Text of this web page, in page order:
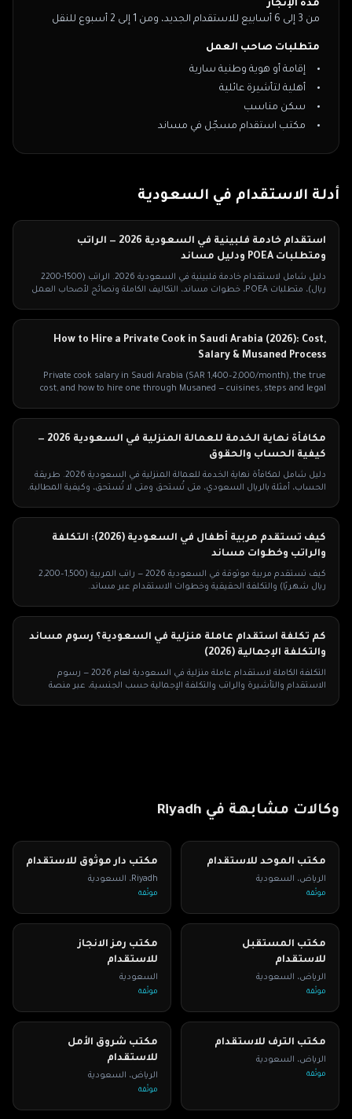
مدة الإنجاز
من 3 إلى 6 أسابيع للاستقدام الجديد، ومن 1 إلى 2 أسبوع للنقل
متطلبات صاحب العمل
إقامة أو هوية وطنية سارية
أهلية لتأشيرة عائلية
سكن مناسب
مكتب استقدام مسجّل في مساند
أدلة الاستقدام في السعودية
استقدام خادمة فلبينية في السعودية 2026 — الراتب
ومتطلبات POEA ودليل مساند
دليل شامل لاستقدام خادمة فلبينية في السعودية 2026. الراتب (1500-2200
ريال)، متطلبات POEA، خطوات مساند، التكاليف الكاملة ونصائح لأصحاب العمل
How to Hire a Private Cook in Saudi Arabia (2026): Cost,
Salary & Musaned Process
Private cook salary in Saudi Arabia (SAR 1,400–2,000/month), the true
cost, and how to hire one through Musaned — cuisines, steps and legal
مكافأة نهاية الخدمة للعمالة المنزلية في السعودية 2026 —
كيفية الحساب والحقوق
دليل شامل لمكافأة نهاية الخدمة للعمالة المنزلية في السعودية 2026. طريقة
الحساب، أمثلة بالريال السعودي، متى تُستحق ومتى لا تُستحق، وكيفية المطالبة.
كيف تستقدم مربية أطفال في السعودية (2026): التكلفة
والراتب وخطوات مساند
كيف تستقدم مربية موثوقة في السعودية 2026 — راتب المربية (1,500–2,200
ريال شهريًا) والتكلفة الحقيقية وخطوات الاستقدام عبر مساند.
كم تكلفة استقدام عاملة منزلية في السعودية؟ رسوم مساند
والتكلفة الإجمالية (2026)
التكلفة الكاملة لاستقدام عاملة منزلية في السعودية لعام 2026 — رسوم
الاستقدام والتأشيرة والراتب والتكلفة الإجمالية حسب الجنسية، عبر منصة
وكالات مشابهة في Riyadh
مكتب الموحد للاستقدام
الرياض، السعودية
موثّقة
مكتب دار موثوق للاستقدام
Riyadh، السعودية
موثّقة
مكتب المستقبل
للاستقدام
الرياض، السعودية
موثّقة
مكتب رمز الانجاز
للاستقدام
السعودية
موثّقة
مكتب الترف للاستقدام
الرياض، السعودية
موثّقة
مكتب شروق الأمل
للاستقدام
الرياض، السعودية
موثّقة